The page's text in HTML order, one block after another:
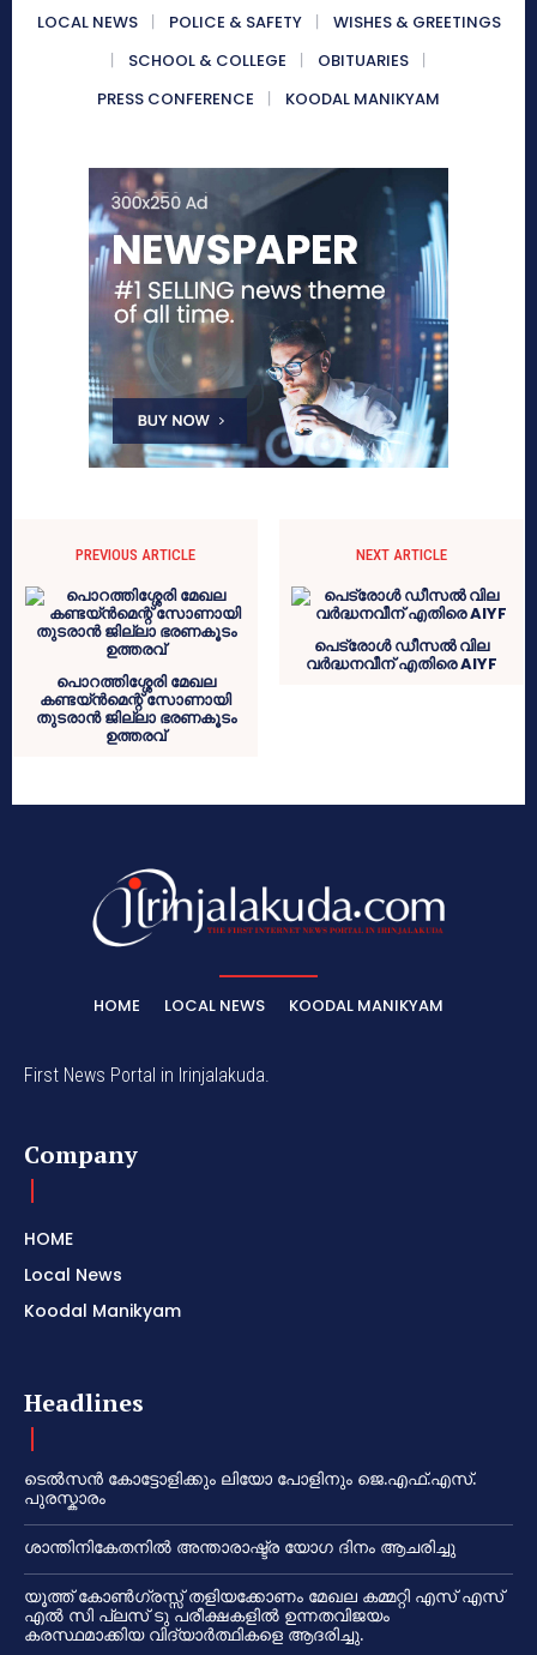
LOCAL NEWS POLICE & SAFETY
WISHES & GREETINGS
SCHOOL & COLLEGE
OBITUARIES
PRESS CONFERENCE
KOODAL MANIKYAM
PREVIOUS ARTICLE
പൊറത്തിശ്ശേരി മേഖല
കണ്ടയ്ന്‍മെന്റ് സോണായി
തുടരാന്‍ ജില്ലാ ഭരണകൂടം
ഉത്തരവ്
NEXT ARTICLE
പെട്രോൾ ഡീസൽ വില
വർദ്ധനവീന് എതിരെ AIYF
HOME LOCAL NEWS KOODAL MANIKYAM
First News Portal in Irinjalakuda.
Company
HOME
Local News
Koodal Manikyam
Headlines
ടെൽസൻ കോട്ടോളിക്കും ലിയോ പോളിനും ജെ.എഫ്.എസ്.
പുരസ്കാരം
ശാന്തിനികേതനിൽ അന്താരാഷ്ട്ര യോഗ ദിനം ആചരിച്ചു
യൂത്ത് കോൺഗ്രസ്സ് തളിയക്കോണം മേഖല കമ്മറ്റി എസ് എസ്
എൽ സി പ്ലസ് ടു പരീക്ഷകളിൽ ഉന്നതവിജയം
കരസ്ഥമാക്കിയ വിദ്യാർത്ഥികളെ ആദരിച്ചു.